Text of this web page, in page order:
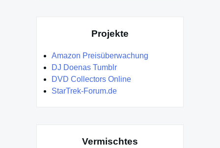
Projekte
Amazon Preisüberwachung
DJ Doenas Tumblr
DVD Collectors Online
StarTrek-Forum.de
Vermischtes